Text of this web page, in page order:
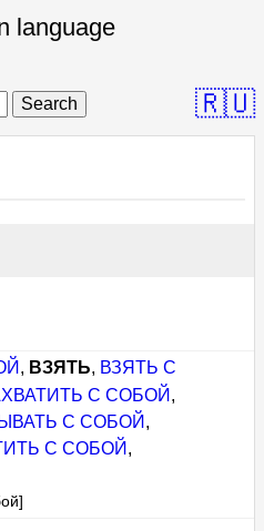
language
Search 🇷🇺
, ВЗЯТЬ, ВЗЯТЬ С
С СОБОЙ ,
С СОБОЙ ,
С СОБОЙ ,